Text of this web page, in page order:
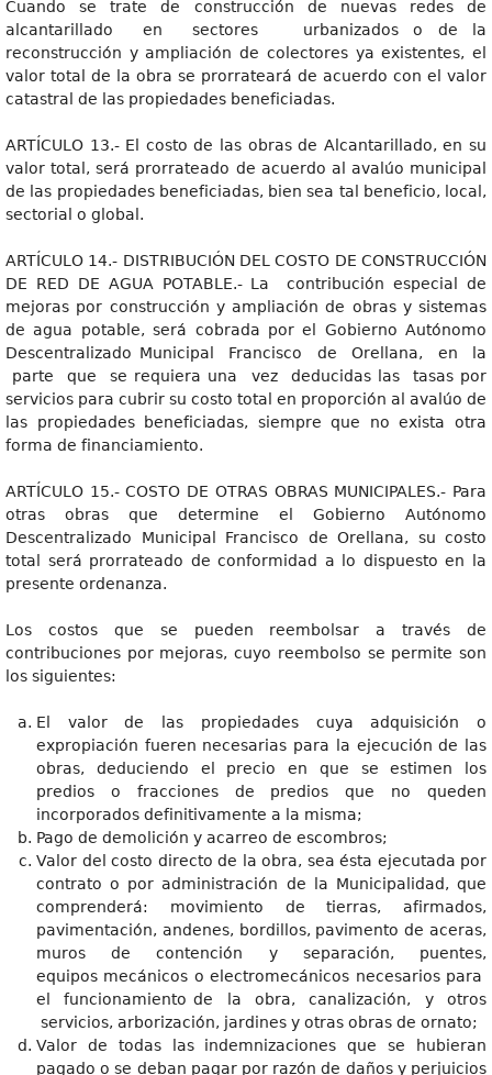
Cuando se trate de construcción de nuevas redes de
alcantarillado en sectores urbanizados o de la
reconstrucción y ampliación de colectores ya existentes, el
valor total de la obra se prorrateará de acuerdo con el valor
catastral de las propiedades beneficiadas.
ARTÍCULO 13.- El costo de las obras de Alcantarillado, en su
valor total, será prorrateado de acuerdo al avalúo municipal
de las propiedades beneficiadas, bien sea tal beneficio, local,
sectorial o global.
ARTÍCULO 14.- DISTRIBUCIÓN DEL COSTO DE CONSTRUCCIÓN
DE RED DE AGUA POTABLE.- La contribución especial de
mejoras por construcción y ampliación de obras y sistemas
de agua potable, será cobrada por el Gobierno Autónomo
Descentralizado Municipal Francisco de Orellana, en la
parte que se requiera una vez deducidas las tasas por
servicios para cubrir su costo total en proporción al avalúo de
las propiedades beneficiadas, siempre que no exista otra
forma de financiamiento.
ARTÍCULO 15.- COSTO DE OTRAS OBRAS MUNICIPALES.- Para
otras obras que determine el Gobierno Autónomo
Descentralizado Municipal Francisco de Orellana, su costo
total será prorrateado de conformidad a lo dispuesto en la
presente ordenanza.
Los costos que se pueden reembolsar a través de
contribuciones por mejoras, cuyo reembolso se permite son
los siguientes:
El valor de las propiedades cuya adquisición o
expropiación fueren necesarias para la ejecución de las
obras, deduciendo el precio en que se estimen los
predios o fracciones de predios que no queden
incorporados definitivamente a la misma;
Pago de demolición y acarreo de escombros;
Valor del costo directo de la obra, sea ésta ejecutada por
contrato o por administración de la Municipalidad, que
comprenderá: movimiento de tierras, afirmados,
pavimentación, andenes, bordillos, pavimento de aceras,
muros de contención y separación, puentes,
equipos mecánicos o electromecánicos necesarios para
el funcionamiento de la obra, canalización, y otros
servicios, arborización, jardines y otras obras de ornato;
Valor de todas las indemnizaciones que se hubieran
pagado o se deban pagar por razón de daños y perjuicios